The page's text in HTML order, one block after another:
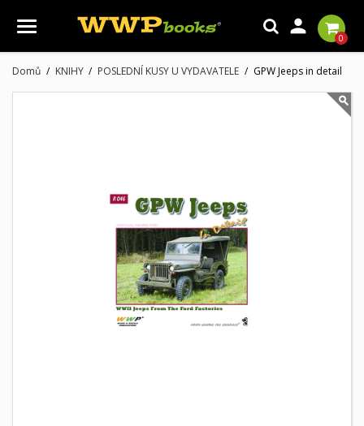

0
Domů KNIHY POSLEDNÍ KUSY U VYDAVATELE GPW Jeeps in detail